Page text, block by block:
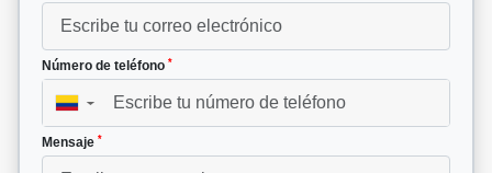
Número de teléfono *
▼
Mensaje *